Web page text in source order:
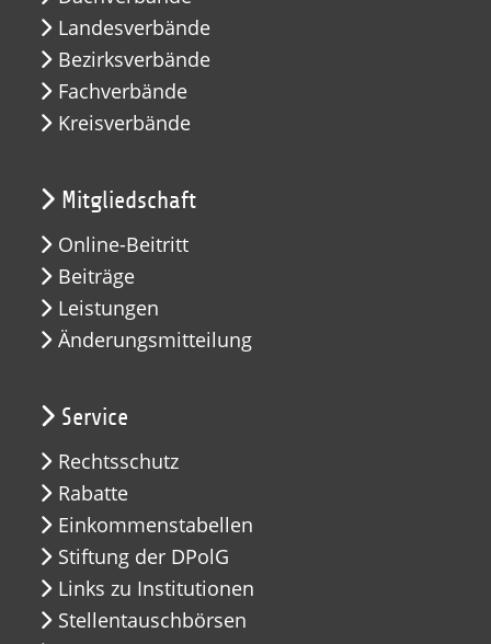
Landesverbände
Bezirksverbände
Fachverbände
Kreisverbände
Mitgliedschaft
Online-Beitritt
Beiträge
Leistungen
Änderungsmitteilung
Service
Rechtsschutz
Rabatte
Einkommenstabellen
Stiftung der DPolG
Links zu Institutionen
Stellentauschbörsen